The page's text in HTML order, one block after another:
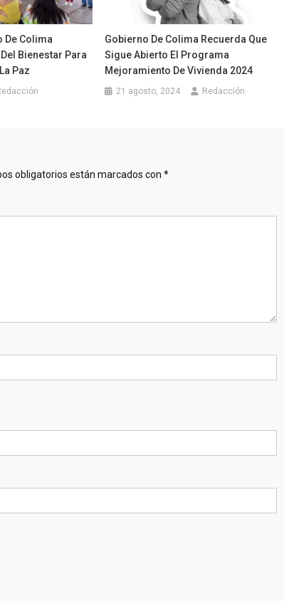
De Colima
Bienestar Para
Paz
Gobierno De Colima Recuerda Que
Sigue Abierto El Programa
Mejoramiento De Vivienda 2024
21 agosto, 2024 Redacción
obligatorios están marcados con *